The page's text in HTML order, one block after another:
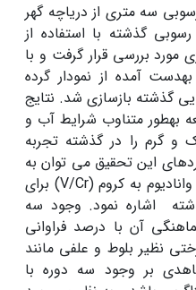
سه متری از دریاچه گهر
گذشته با استفاده از
مورد بررسی قرار گرفت و با
آمده از نمودار گرده
گذشته بازسازی شد. نتایج
به­طور متناوب شرایط آب و
گرم را در گذشته تجربه
این تحقیق می توان به
به کروم (V/Cr) برای
اشاره نمود. وجود سه
آن با درصد فراوانی
نظیر بلوط و علفی مانند
بر وجود سه دوره با